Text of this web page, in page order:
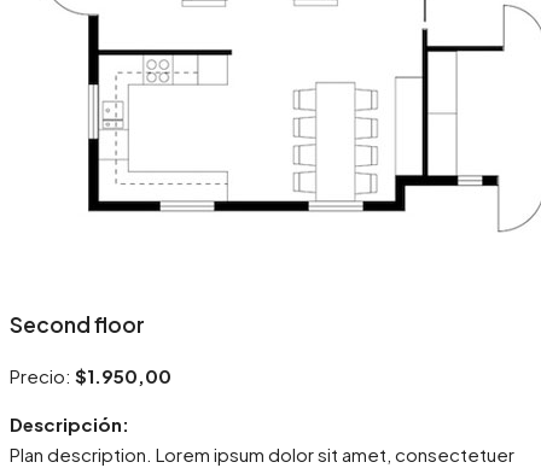
Second floor
Precio: $1.950,00
Descripción:
Plan description. Lorem ipsum dolor sit amet, consectetuer